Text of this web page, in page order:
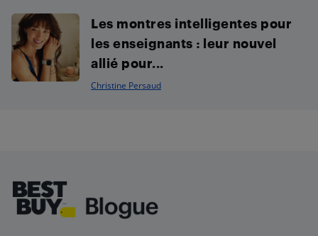
Les montres intelligentes pour
les enseignants : leur nouvel
allié pour...
Christine Persaud